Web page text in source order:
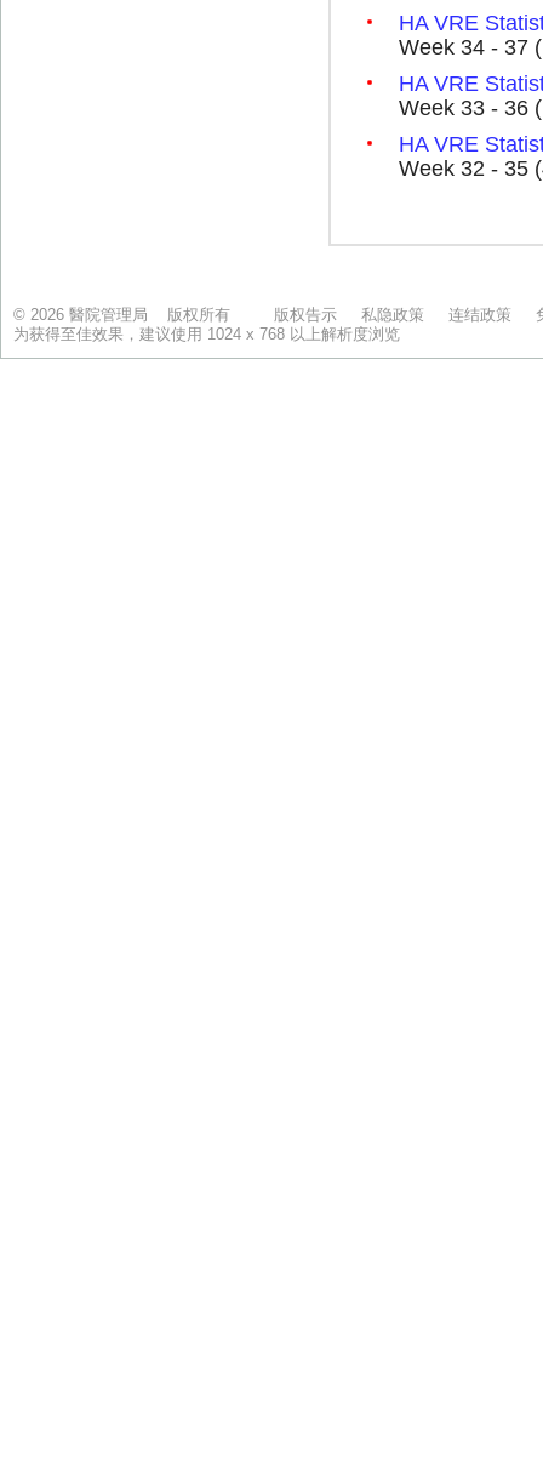
© 2026 醫院管理局 版权所有 版权告示 私隐政策 连结政策
为获得至佳效果，建议使用 1024 x 768 以上解析度浏览